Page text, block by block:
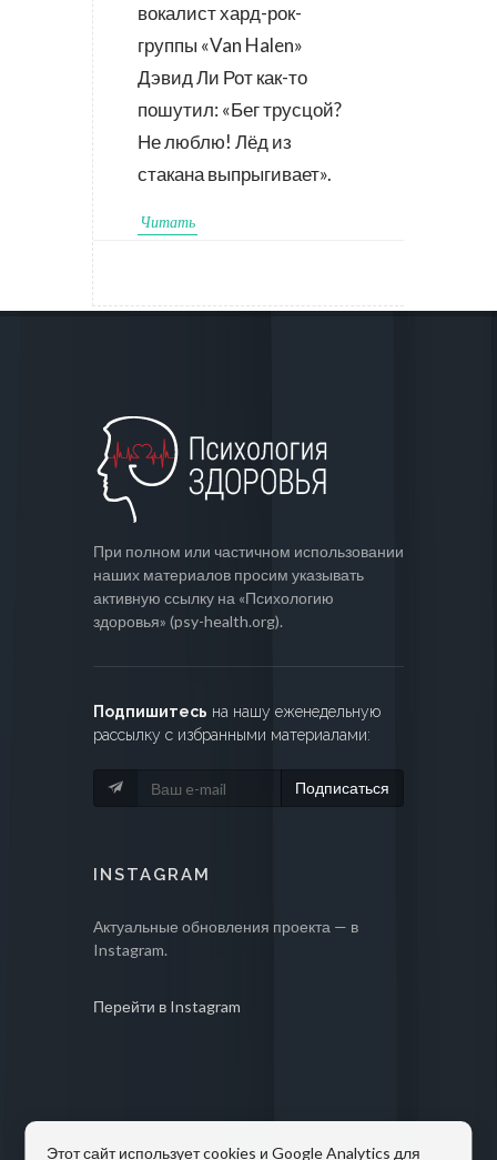
вокалист хард-рок-
группы «Van Halen»
Дэвид Ли Рот как-то
пошутил: «Бег трусцой?
Не люблю! Лёд из
стакана выпрыгивает».
Читать
При полном или частичном использовании
наших материалов просим указывать
активную ссылку на «Психологию
здоровья» (psy-health.org).
Подпишитесь на нашу еженедельную
рассылку с избранными материалами:
Подписаться
INSTAGRAM
Актуальные обновления проекта — в
Instagram.
Перейти в Instagram
Этот сайт использует cookies и Google Analytics для